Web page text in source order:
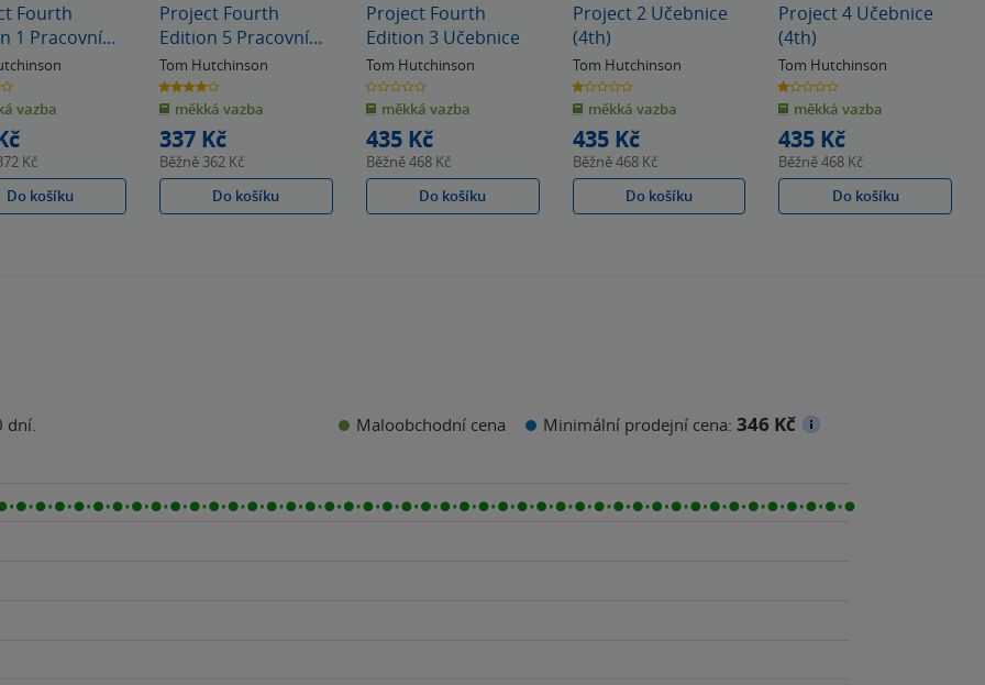
Fourth
1 Pracovní
vazba
Kč
Do košíku
Project Fourth
Edition 5 Pracovní
sešit
Tom Hutchinson
4.0
z
5
hvězdiček
měkká vazba
337 Kč
Běžně 362 Kč
Do košíku
Project Fourth
Edition 3 Učebnice
Tom Hutchinson
0.0
z
5
hvězdiček
měkká vazba
435 Kč
Běžně468 Kč
Do košíku
Project 2 Učebnice
(4th)
Tom Hutchinson
1.0
z
5
hvězdiček
měkká vazba
435 Kč
Běžně468 Kč
Do košíku
Project 4 Učebnice
(4th)
Tom Hutchinson
1.0
z
5
hvězdiček
měkká vazba
435 Kč
Běžně468 Kč
Do košíku
dní. Maloobchodní cena Minimální prodejní cena: 346 Kč